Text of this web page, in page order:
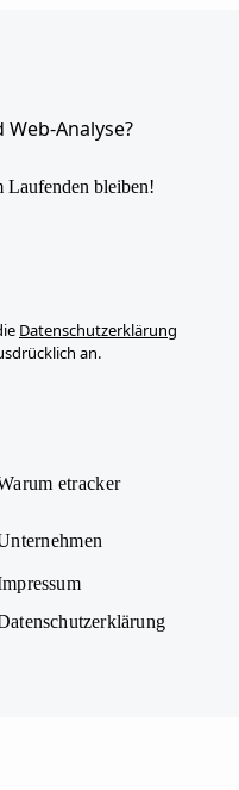
Analyse?
Laufenden bleiben!
Datenschutzerklärung
an.
etracker